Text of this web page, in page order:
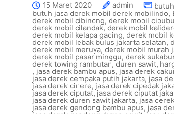
15 Maret 2020 admin
butuh jasa derek mobil derek mobilindo,
derek mobil cibinong, derek mobil
derek mobil cilandak,derek mobil
derek mobil kelapa gading, derek mobil
derek mobil lebak bulus jakarta selatan,
derek mobil meruya, derek mobil murah
derek mobil pasar minggu, derek
derek towing rambutan,duren sawit,
, jasa derek bambu apus, jasa derek
jasa derek cempaka putih jakarta, jasa
jasa derek cinere, jasa derek cipedak
jasa derek ciputat,jasa derek ciputat
jasa derek duren sawit jakarta, jasa
jasa derek gendong bambu apus, jasa